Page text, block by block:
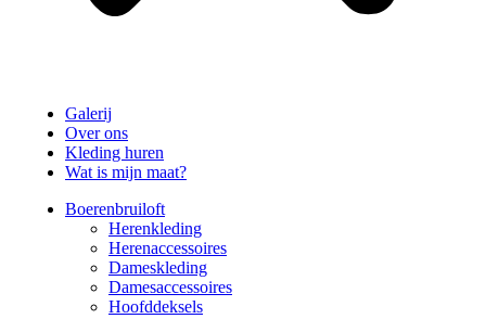
Galerij
Over ons
Kleding huren
Wat is mijn maat?
Boerenbruiloft
Herenkleding
Herenaccessoires
Dameskleding
Damesaccessoires
Hoofddeksels